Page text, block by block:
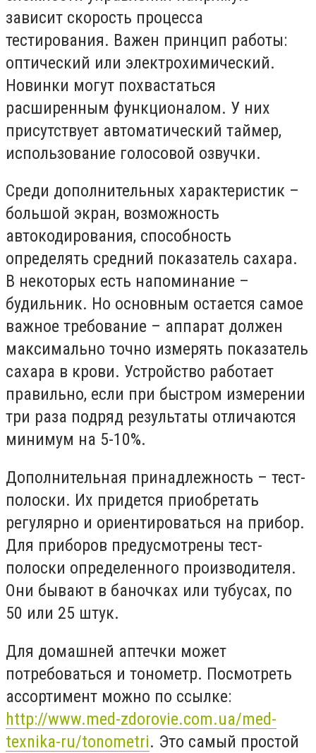
зависит скорость процесса
тестирования. Важен принцип работы:
оптический или электрохимический.
Новинки могут похвастаться
расширенным функционалом. У них
присутствует автоматический таймер,
использование голосовой озвучки.
Среди дополнительных характеристик –
большой экран, возможность
автокодирования, способность
определять средний показатель сахара.
В некоторых есть напоминание –
будильник. Но основным остается самое
важное требование – аппарат должен
максимально точно измерять показатель
сахара в крови. Устройство работает
правильно, если при быстром измерении
три раза подряд результаты отличаются
минимум на 5-10%.
Дополнительная принадлежность – тест-
полоски. Их придется приобретать
регулярно и ориентироваться на прибор.
Для приборов предусмотрены тест-
полоски определенного производителя.
Они бывают в баночках или тубусах, по
50 или 25 штук.
Для домашней аптечки может
потребоваться и тонометр. Посмотреть
ассортимент можно по ссылке:
http://www.med-zdorovie.com.ua/med-
texnika-ru/tonometri. Это самый простой